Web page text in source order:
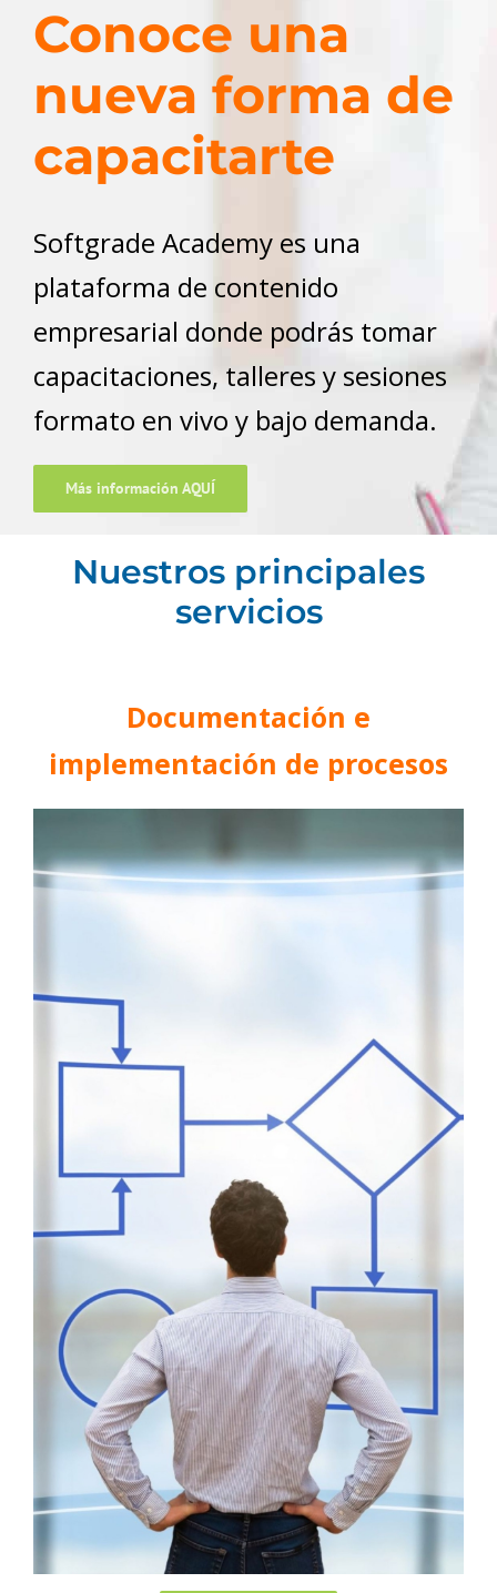
Conoce una
nueva forma de
capacitarte
Softgrade Academy es una
plataforma de contenido
empresarial donde podrás tomar
capacitaciones, talleres y sesiones
formato en vivo y bajo demanda.
Más información AQUÍ
Nuestros principales
servicios
Documentación e
implementación de procesos